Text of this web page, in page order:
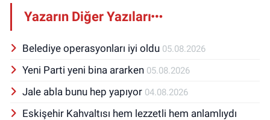
Yazarın Diğer Yazıları
Belediye operasyonları iyi oldu 05.08.2026
Yeni Parti yeni bina ararken 05.08.2026
Jale abla bunu hep yapıyor 04.08.2026
Eskişehir Kahvaltısı hem lezzetli hem anlamlıydı